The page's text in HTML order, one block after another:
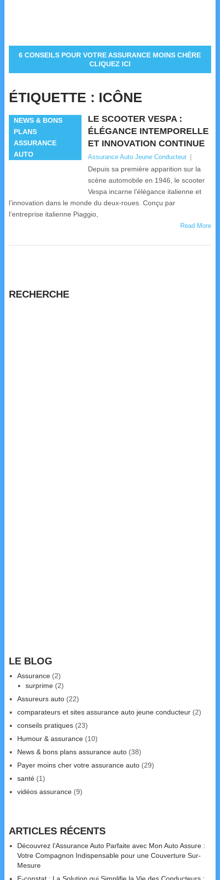
6 CONSEILS POUR VOTRE ASSURANCE MOINS CHÈRE
CLIQUEZ ICI
ÉTIQUETTE : ICÔNE
NEWS & BONS
PLANS
ASSURANCE
AUTO
LE SCOOTER VESPA :
ÉLÉGANCE INTEMPORELLE
ET INNOVATION CONTINUE
Assurance Auto Jeune Conducteur
Depuis sa première apparition sur la
scène automobile en 1946, le scooter
Vespa incarne l’élégance italienne et
l’innovation dans le monde du deux-roues. Conçu par
l’entreprise italienne Piaggio,
Read More
RECHERCHE
LE BLOG
Assurance(2)
surprime(2)
Assureurs auto(22)
comparateurs et sites assurance auto jeune conducteur(2)
conseils pratiques(23)
Humour & assurance(10)
News & bons plans assurance auto(38)
Payer moins cher votre assurance auto(29)
santé(1)
vidéos assurance(9)
ARTICLES RÉCENTS
Découvrez l’Assurance Auto Parfaite avec Mon Auto Assure :
Votre Compagnon Indispensable pour une Couverture Sur-
Mesure